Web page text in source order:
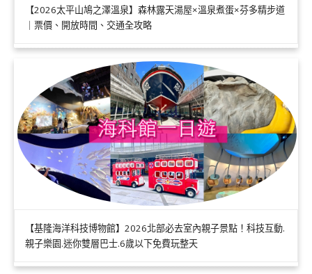
【2026太平山鳩之澤溫泉】森林露天湯屋×溫泉煮蛋×芬多精步道
｜票價、開放時間、交通全攻略
【基隆海洋科技博物館】2026北部必去室內親子景點！科技互動.
親子樂園.迷你雙層巴士.6歲以下免費玩整天